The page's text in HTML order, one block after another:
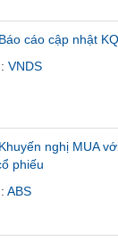
cáo cập nhật
:VNDS
nghị MUA
phiếu
:ABS